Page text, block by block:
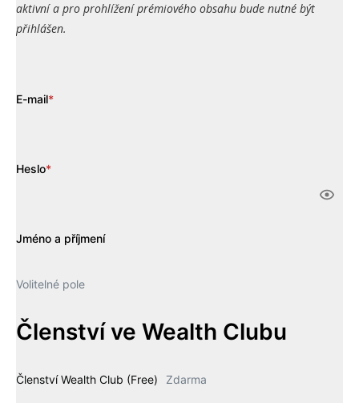
aktivní a pro prohlížení prémiového obsahu bude nutné být
přihlášen.
E-mail*
Heslo*
Jméno a příjmení
Volitelné pole
Členství ve Wealth Clubu
Členství Wealth Club (Free) Zdarma